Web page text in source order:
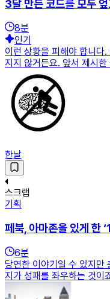
3달 만든 코드를 모두
8분
인기
이런 상황을 피해야 합니
지지 않거든요. 앞서 제시
한날
스크랩
기획
페북, 아마존을 있게 한
6분
당연한 이야기일 수 있지만
지가 성패를 좌우하는 것이